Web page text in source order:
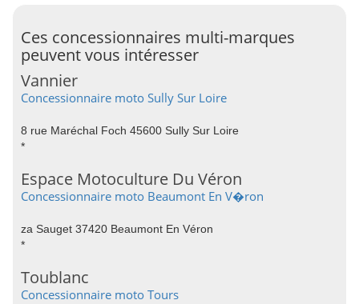
Ces concessionnaires multi-marques
peuvent vous intéresser
Vannier
Concessionnaire moto Sully Sur Loire
8 rue Maréchal Foch 45600 Sully Sur Loire
*
Espace Motoculture Du Véron
Concessionnaire moto Beaumont En V�ron
za Sauget 37420 Beaumont En Véron
*
Toublanc
Concessionnaire moto Tours